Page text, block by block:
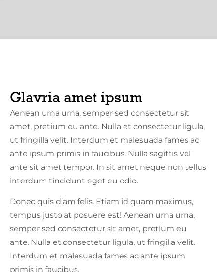
Glavria amet ipsum
Aenean urna urna, semper sed consectetur sit
amet, pretium eu ante. Nulla et consectetur ligula,
ut fringilla velit. Interdum et malesuada fames ac
ante ipsum primis in faucibus. Nulla sagittis vel
ante sit amet tempor. In sit amet neque non tellus
interdum tincidunt eget eu odio.
Donec quis diam felis. Etiam id quam maximus,
tempus justo at posuere est! Aenean urna urna,
semper sed consectetur sit amet, pretium eu
ante. Nulla et consectetur ligula, ut fringilla velit.
Interdum et malesuada fames ac ante ipsum
primis in faucibus.